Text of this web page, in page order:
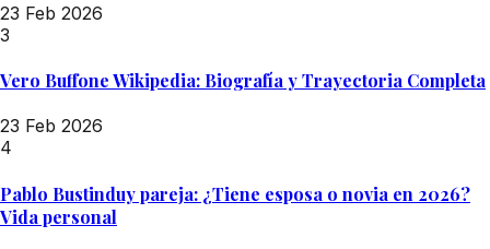
23 Feb 2026
3
Vero Buffone Wikipedia: Biografía y Trayectoria Completa
23 Feb 2026
4
Pablo Bustinduy pareja: ¿Tiene esposa o novia en 2026?
Vida personal